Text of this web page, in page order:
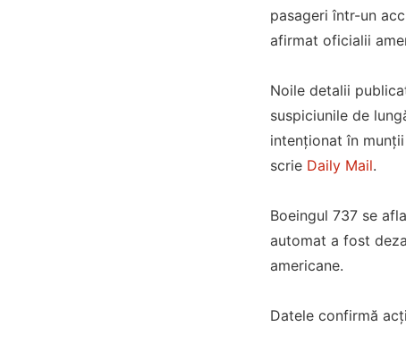
pasageri într-un
afirmat oficialii
Noile detalii
suspiciunile de
intenționat în
scrie Daily Mail.
Boeingul 737 se
automat a fost
americane.
Datele confirmă